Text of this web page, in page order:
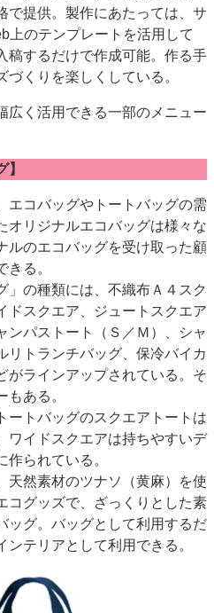
で提供。製作にあたっては、サ
上のテンプレートを活用して
稿するだけで作成可能。作る手
くりを楽しくしている。
広く活用できる一部のメニュー
エコバッグやトートバッグの需
オリジナルエコバッグは様々な
ルのエコバッグを受け取った顧
る。
」の種類には、不織布Ａ４スク
ドスクエア、ジュートスクエア
ンパストート（Ｓ／Ｍ）、シャ
リトランチバッグ、保冷バイカ
がラインアップされている。そ
ある。
ートバッグのスクエアトートは
ワイドスクエアは持ちやすいデ
られている。
天然素材のツナソ（黄麻）を使
コグッズで、ざっくりとした素
ッグ。バッグとして利用するだ
テリアとして利用できる。